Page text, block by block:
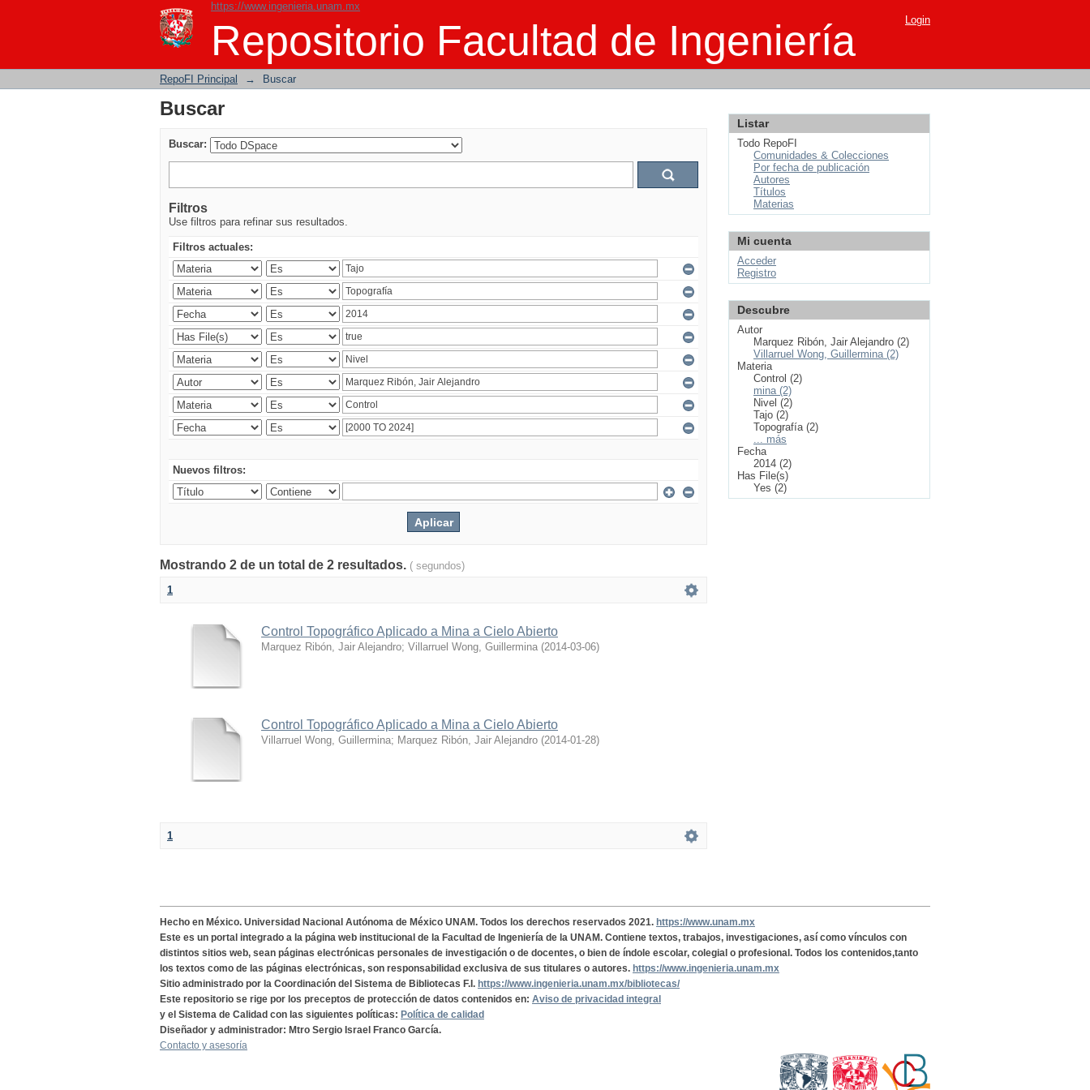
https://www.ingenieria.unam.mx
Repositorio Facultad de Ingeniería
Buscar Login
RepoFI Principal → Buscar
Buscar
Buscar:
Filtros
Use filtros para refinar sus resultados.
Filtros actuales:
Nuevos filtros:
Mostrando 2 de un total de 2 resultados. ( segundos)
1
Control Topográfico Aplicado a Mina a Cielo Abierto
Marquez Ribón, Jair Alejandro; Villarruel Wong, Guillermina (2014-03-06)
Control Topográfico Aplicado a Mina a Cielo Abierto
Villarruel Wong, Guillermina; Marquez Ribón, Jair Alejandro (2014-01-28)
1
Listar
Todo RepoFI
Comunidades & Colecciones
Por fecha de publicación
Autores
Títulos
Materias
Mi cuenta
Acceder
Registro
Descubre
Autor
Marquez Ribón, Jair Alejandro (2)
Villarruel Wong, Guillermina (2)
Materia
Control (2)
mina (2)
Nivel (2)
Tajo (2)
Topografía (2)
... más
Fecha
2014 (2)
Has File(s)
Yes (2)
Hecho en México. Universidad Nacional Autónoma de México UNAM. Todos los derechos reservados 2021. https://www.unam.mx
Este es un portal integrado a la página web institucional de la Facultad de Ingeniería de la UNAM. Contiene textos, trabajos, investigaciones, así como vínculos con
distintos sitios web, sean páginas electrónicas personales de investigación o de docentes, o bien de índole escolar, colegial o profesional. Todos los contenidos,tanto
los textos como de las páginas electrónicas, son responsabilidad exclusiva de sus titulares o autores. https://www.ingenieria.unam.mx
Sitio administrado por la Coordinación del Sistema de Bibliotecas F.I. https://www.ingenieria.unam.mx/bibliotecas/
Este repositorio se rige por los preceptos de protección de datos contenidos en: Aviso de privacidad integral
y el Sistema de Calidad con las siguientes políticas: Política de calidad
Diseñador y administrador: Mtro Sergio Israel Franco García.
Contacto y asesoría